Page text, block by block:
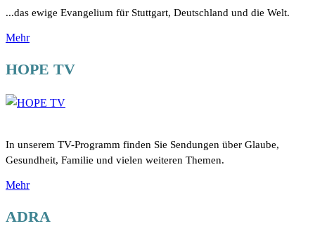
...das ewige Evangelium für Stuttgart, Deutschland und die Welt.
Mehr
HOPE TV
In unserem TV-Programm finden Sie Sendungen über Glaube,
Gesundheit, Familie und vielen weiteren Themen.
Mehr
ADRA